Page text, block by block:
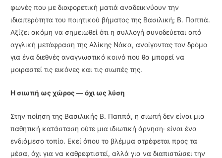
φωνές που με διαφορετική ματιά αναδεικνύουν την
ιδιαιτερότητα του ποιητικού βήματος της Βασιλική; Β. Παππά.
Αξίζει ακόμη να σημειωθεί ότι η συλλογή συνοδεύεται από
αγγλική μετάφραση της Αλίκης Νάκα, ανοίγοντας τον δρόμο
για ένα διεθνές αναγνωστικό κοινό που θα μπορεί να
μοιραστεί τις εικόνες και τις σιωπές της.
Η σιωπή ως χώρος — όχι ως λύση
Στην ποίηση της Βασιλικής Β. Παππά, η σιωπή δεν είναι μια
παθητική κατάσταση ούτε μια ιδιωτική άρνηση· είναι ένα
ενδιάμεσο τοπίο. Εκεί όπου το βλέμμα στρέφεται προς τα
μέσα, όχι για να καθρεφτιστεί, αλλά για να διαπιστώσει την